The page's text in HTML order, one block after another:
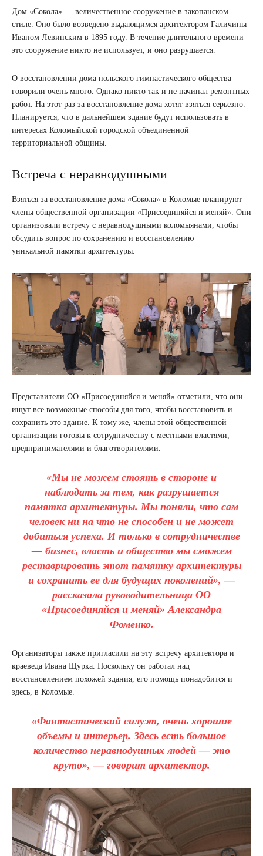
Дом «Сокола» — величественное сооружение в закопанском
стиле. Оно было возведено выдающимся архитектором Галичины
Иваном Левинским в 1895 году. В течение длительного времени
это сооружение никто не использует, и оно разрушается.
О восстановлении дома польского гимнастического общества
говорили очень много. Однако никто так и не начинал ремонтных
работ. На этот раз за восстановление дома хотят взяться серьезно.
Планируется, что в дальнейшем здание будут использовать в
интересах Коломыйской городской объединенной
территориальной общины.
Встреча с неравнодушными
Взяться за восстановление дома «Сокола» в Коломые планируют
члены общественной организации «Присоединяйся и меняй». Они
организовали встречу с неравнодушными коломыянами, чтобы
обсудить вопрос по сохранению и восстановлению
уникальной памятки архитектуры.
Представители ОО «Присоединяйся и меняй» отметили, что они
ищут все возможные способы для того, чтобы восстановить и
сохранить это здание. К тому же, члены этой общественной
организации готовы к сотрудничеству с местными властями,
предпринимателями и благотворителями.
«Мы не можем стоять в стороне и
наблюдать за тем, как разрушается
памятка архитектуры. Мы поняли, что сам
человек ни на что не способен и не может
добиться успеха. И только в сотрудничестве
— бизнес, власть и общество мы сможем
реставрировать этот памятку архитектуры
и сохранить ее для будущих поколений», —
рассказала руководительница ОО
«Присоединяйся и меняй» Александра
Фоменко.
Организаторы также пригласили на эту встречу архитектора и
краеведа Ивана Щурка. Поскольку он работал над
восстановлением похожей здания, его помощь понадобится и
здесь, в Коломые.
«Фантастический силуэт, очень хорошие
объемы и интерьер. Здесь есть большое
количество неравнодушных людей — это
круто», — говорит архитектор.